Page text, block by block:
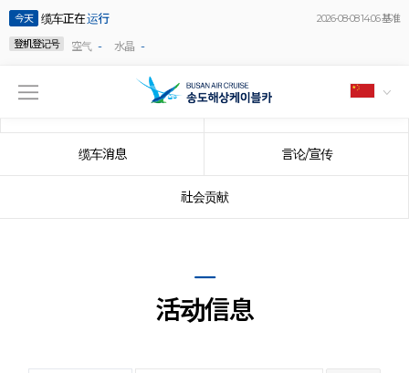
今天 缆车正在运行
2026-08-08 14:06 基准
登机登记号
空气 - 水晶 -
缆车消息 言论/宣传
社会贡献
活动信息